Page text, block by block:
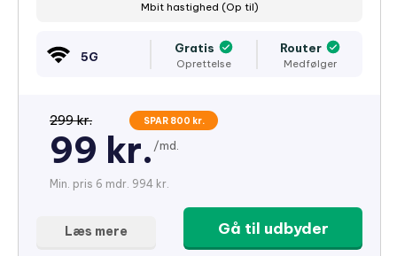
Mbit hastighed (Op til)
5G
Gratis
Oprettelse
Router
Medfølger
299 kr. SPAR 800 kr.
99 kr. /md.
Min. pris 6 mdr. 994 kr.
Gå til udbyder
Læs mere